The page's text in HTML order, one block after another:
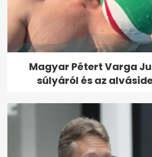
Magyar Pétert Varga
súlyáról és az